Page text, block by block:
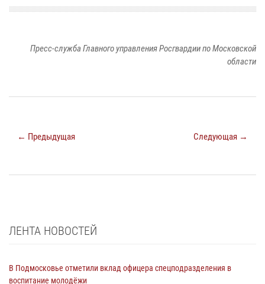
Пресс-служба Главного управления Росгвардии по Московской
области
← Предыдущая Следующая →
ЛЕНТА НОВОСТЕЙ
В Подмосковье отметили вклад офицера спецподразделения в
воспитание молодёжи